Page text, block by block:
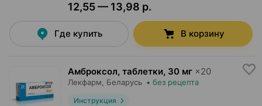
12,55 — 13,98 р.
Где купить В корзину
Амброксол, таблетки, 30 мг ×20
Лекфарм, Беларусь • без рецепта
Инструкция